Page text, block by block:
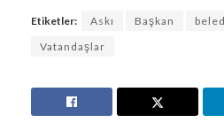
Etiketler: Askı Başkan
Vatandaşlar